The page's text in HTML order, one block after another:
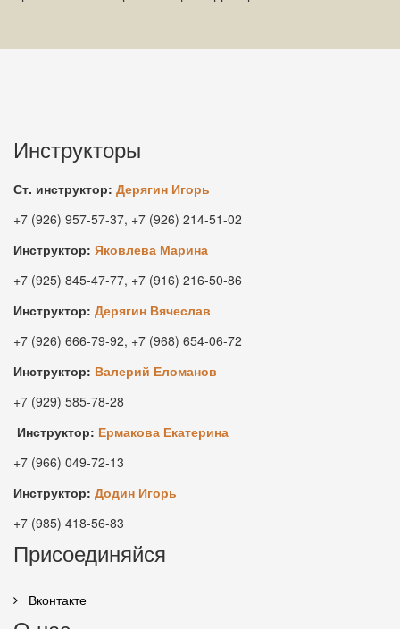
Инструкторы
Ст. инструктор: Дерягин Игорь
+7 (926) 957-57-37, +7 (926) 214-51-02
Инструктор: Яковлева Марина
+7 (925) 845-47-77, +7 (916) 216-50-86
Инструктор: Дерягин Вячеслав
+7 (926) 666-79-92, +7 (968) 654-06-72
Инструктор: Валерий Еломанов
+7 (929) 585-78-28
Инструктор: Ермакова Екатерина
+7 (966) 049-72-13
Инструктор: Додин Игорь
+7 (985) 418-56-83
Присоединяйся
Вконтакте